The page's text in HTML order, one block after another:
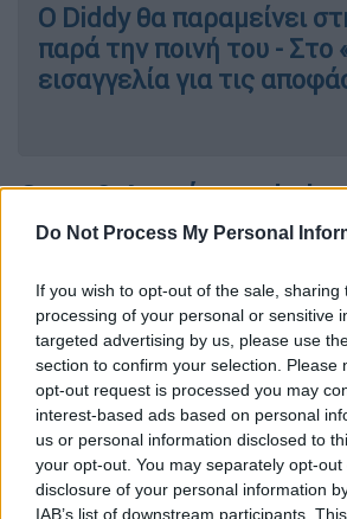
Do Not Process My Personal
If you wish to opt-out of the sale, sharing
processing of your personal or sensitive
targeted advertising by us, please use
section to confirm your selection. Please
opt-out request is processed you may
interest-based ads based on personal
us or personal information disclosed to
your opt-out. You may separately opt-
disclosure of your personal information
IAB’s list of downstream participants.
Ο Diddy θα παραμείνει
παρά την ποινή του - Στο
εισαγγελία για τις
Ο συμβολισμός του baby
Ο Combs απαλλάχθηκε από
κατηγορίες, όπως η σύσταση
οργάνωσης και η εμπορία
ωστόσο κρίθηκε ένοχος για
που αφορούν τη μεταφορά
σκοπό την πορνεία, μεταξύ
υπόθεση που εμπλέκει την
και μία ακόμα με γυναίκα
Η ετυμηγορία